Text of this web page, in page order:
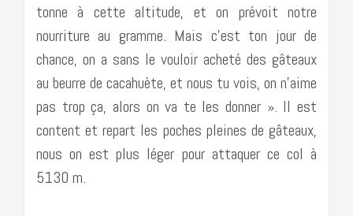
tonne à cette altitude, et on prévoit notre
nourriture au gramme. Mais c’est ton jour de
chance, on a sans le vouloir acheté des gâteaux
au beurre de cacahuète, et nous tu vois, on n’aime
pas trop ça, alors on va te les donner ». Il est
content et repart les poches pleines de gâteaux,
nous on est plus léger pour attaquer ce col à
5130 m.